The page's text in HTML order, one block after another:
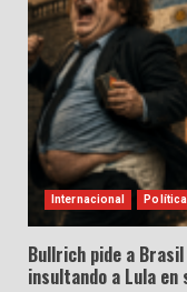
Internacional Política
Bullrich pide a
insultando a Lula en